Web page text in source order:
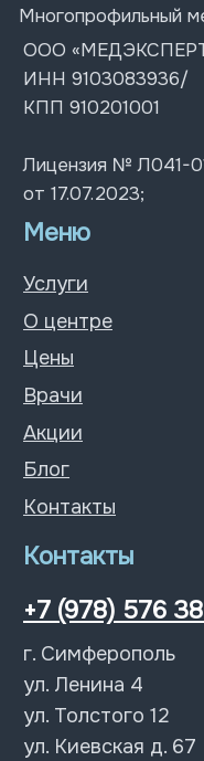
+7 (978) 576 38-88
Контакты
© 2026 Все права защищены
г. Симферополь
ул. Толстого 12
ул. Киевская д. 67
Контакты